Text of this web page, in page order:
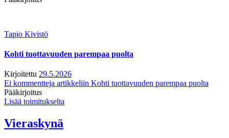
Tapio Kivistö
Kohti tuottavuuden parempaa puolta
Kirjoitettu 29.5.2026
Ei kommentteja artikkeliin Kohti tuottavuuden parempaa puolta
Pääkirjoitus
Lisää toimitukselta
Vieraskynä